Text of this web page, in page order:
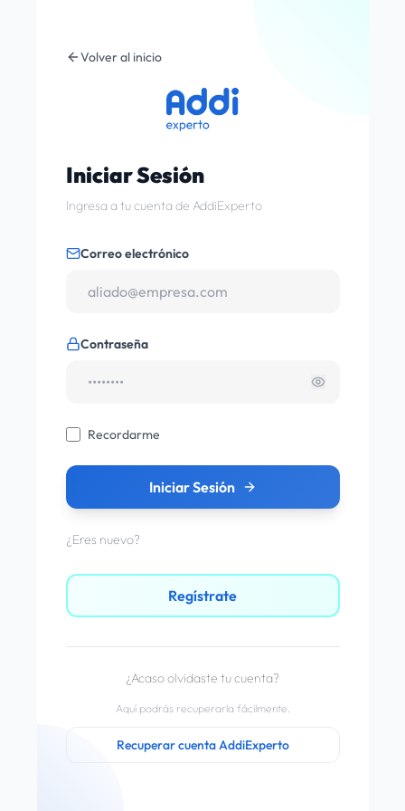
Volver al inicio
Iniciar Sesión
Ingresa a tu cuenta de AddiExperto
Correo electrónico
Contraseña
Recordarme
Iniciar Sesión
¿Eres nuevo?
Regístrate
¿Acaso olvidaste tu cuenta?
Aquí podrás recuperarla fácilmente.
Recuperar cuenta AddiExperto